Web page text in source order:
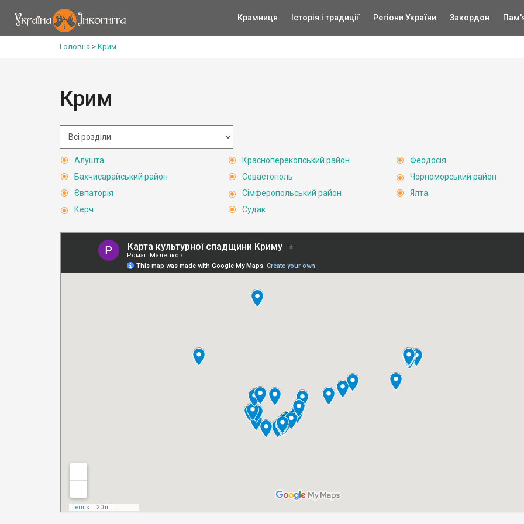
Крамниця Історія і традиції Регіони України Закордон
Головна > Крим
Крим
Алушта
Бахчисарайський район
Євпаторія
Керч
Красноперекопський район
Севастополь
Сімферопольський район
Судак
Феодосія
Чорноморський район
Ялта